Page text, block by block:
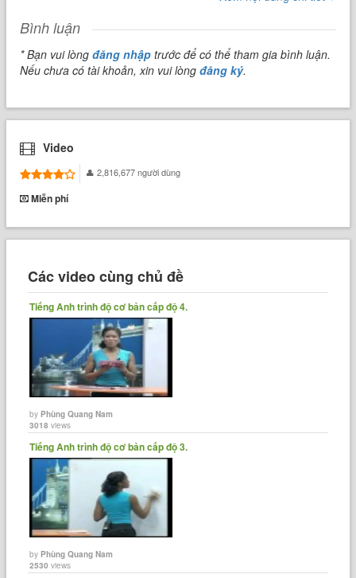
Bình luận
* Bạn vui lòngđăng nhập trước để có thể tham gia bình luận.
Nếu chưa có tài khoản, xin vui lòngđăng ký.
Video
2,816,677 người dùng
Miễn phí
Các video cùng chủ đề
Tiếng Anh trình độ cơ bản cấp độ 4.
byPhùng Quang Nam
3018 views
Tiếng Anh trình độ cơ bản cấp độ 3.
byPhùng Quang Nam
2530 views